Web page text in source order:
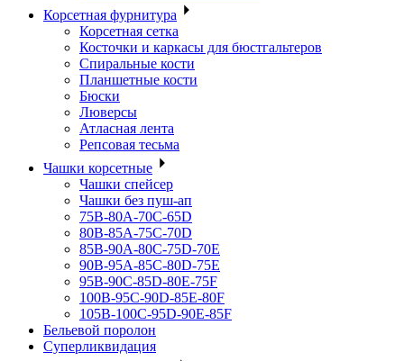
Корсетная фурнитура
Корсетная сетка
Косточки и каркасы для бюстгальтеров
Спиральные кости
Планшетные кости
Бюски
Люверсы
Атласная лента
Репсовая тесьма
Чашки корсетные
Чашки спейсер
Чашки без пуш-ап
75В-80А-70С-65D
80В-85А-75С-70D
85В-90А-80С-75D-70E
90B-95A-85C-80D-75E
95B-90C-85D-80E-75F
100B-95C-90D-85E-80F
105B-100C-95D-90E-85F
Бельевой поролон
Суперликвидация